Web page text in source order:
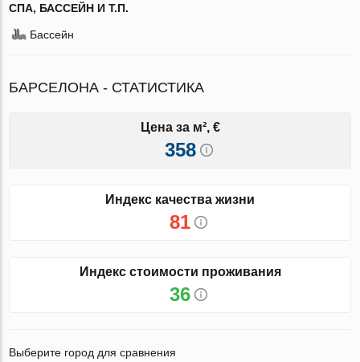
СПА, БАССЕЙН И Т.П.
Бассейн
БАРСЕЛОНА - СТАТИСТИКА
Цена за м², €
358
Индекс качества жизни
81
Индекс стоимости проживания
36
Выберите город для сравнения